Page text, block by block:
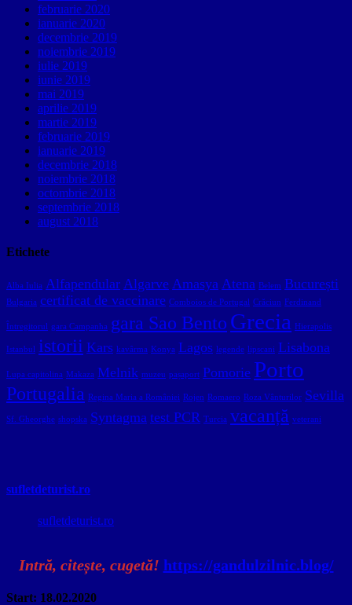
februarie 2020
ianuarie 2020
decembrie 2019
noiembrie 2019
iulie 2019
iunie 2019
mai 2019
aprilie 2019
martie 2019
februarie 2019
ianuarie 2019
decembrie 2018
noiembrie 2018
octombrie 2018
septembrie 2018
august 2018
Etichete
Alba Iulia Alfapendular Algarve Amasya Atena Belem București
Bulgaria certificat de vaccinare Comboios de Portugal Crăciun Ferdinand
Întregitorul gara Campanha gara Sao Bento Grecia Hierapolis
Istanbul istorii Kars kavârma Konya Lagos legende lipscani Lisabona
Lupa capitolina Makaza Melnik muzeu pașaport Pomorie Porto
Portugalia Regina Maria a României Rojen Romaero Roza Vânturilor Sevilla
Sf. Gheorghe shopska Syntagma test PCR Turcia vacanță veterani
sufletdeturist.ro
sufletdeturist.ro
Intră, citește, cugetă! https://gandulzilnic.blog/
Start: 18.02.2020